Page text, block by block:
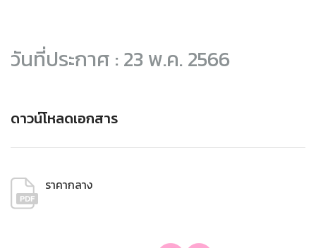
วันที่ประกาศ : 23 พ.ค. 2566
ดาวน์โหลดเอกสาร
ราคากลาง